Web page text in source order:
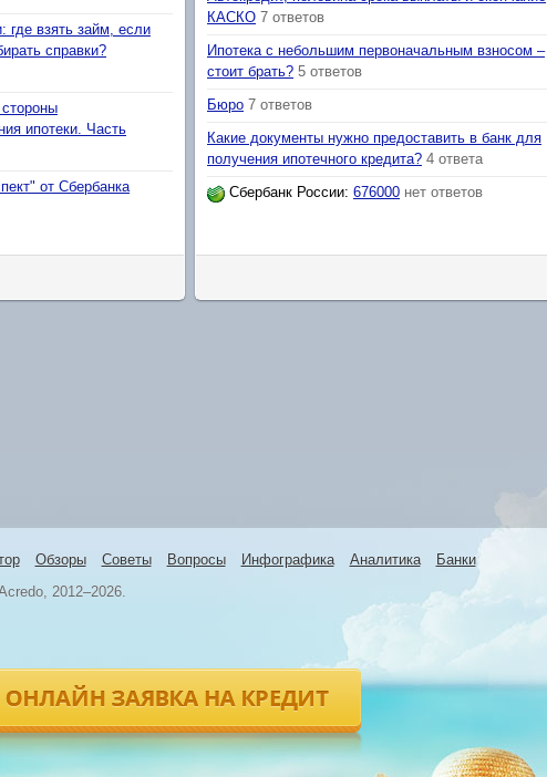
где взять займ, если
справки?
ипотеки. Часть
от Сбербанка
КАСКО 7 ответов
Ипотека с небольшим первоначальным взносом –
стоит брать? 5 ответов
Бюро 7 ответов
Какие документы нужно предоставить в банк для
получения ипотечного кредита? 4 ответа
Сбербанк России: 676000 нет ответов
Обзоры Советы Вопросы Инфографика Аналитика Банки
2012–2026.